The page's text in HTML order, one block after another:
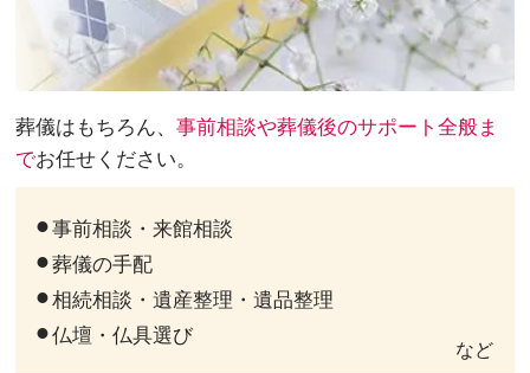
葬儀はもちろん、事前相談や葬儀後のサポート全般ま
でお任せください。
事前相談・来館相談
葬儀の手配
相続相談・遺産整理・遺品整理
仏壇・仏具選び
など